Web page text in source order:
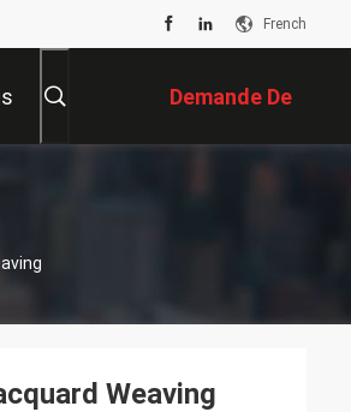
French
Demande De
Soumission
Weaving